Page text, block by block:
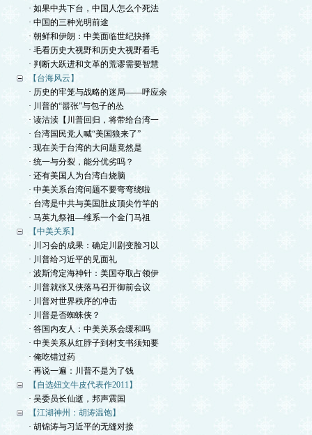
· 如果中共下台，中国人怎么个死法
· 中国的三种光明前途
· 朝鲜和伊朗：中美面临世纪抉择
· 毛看历史大视野和历史大视野看毛
· 判断大跃进和文革的荒谬需要智慧
【台海风云】
· 历史的牢笼与战略的迷局——呼应余
· 川普的“嚣张”与包子的怂
· 读沽渎【川普回归，将带给台湾一
· 台湾国民党人喊“美国狼来了”
· 现在关于台湾的大问题竟然是
· 统一与分裂，能分优劣吗？
· 还有美国人为台湾白烧脑
· 中美关系台湾问题不要弯弯绕啦
· 台湾是中共与美国肚皮顶尖竹竿的
· 马英九祭祖—维系一个金门马祖
【中美关系】
· 川习会的成果：确定川剧变脸习以
· 川普给习近平的见面礼
· 波斯湾定海神针：美国夺取占领伊
· 川普就张又侠落马召开御前会议
· 川普对世界秩序的冲击
· 川普是否蜘蛛侠？
· 答国内友人：中美关系会缓和吗
· 中美关系从红脖子到村支书须知要
· 俺吃错过药
· 再说一遍：川普不是为了钱
【自选妞文牛皮代表作2011】
· 吴委员长仙逝，邦声震国
【江湖神州：胡涛温饱】
· 胡锦涛与习近平的无缝对接